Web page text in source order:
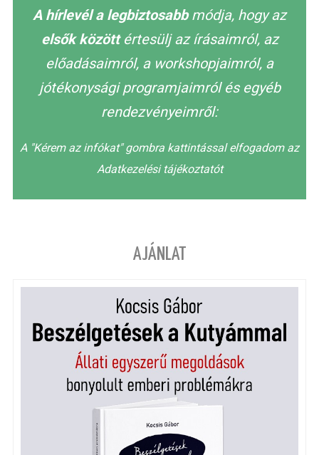
A hírlevél a legbiztosabbmódja, hogy az
elsők közöttértesülj az írásaimról, az
előadásaimról, a workshopjaimról, a
jótékonysági programjaimról és egyéb
rendezvényeimről:
A "Kérem az infókat" gombra kattintással elfogadom az
Adatkezelési tájékoztatót
AJÁNLAT